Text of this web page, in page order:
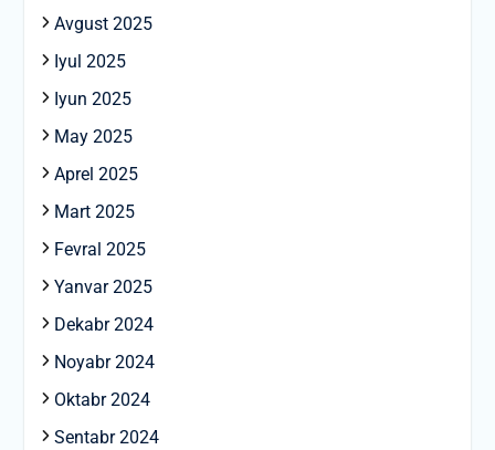
Avgust 2025
Iyul 2025
Iyun 2025
May 2025
Aprel 2025
Mart 2025
Fevral 2025
Yanvar 2025
Dekabr 2024
Noyabr 2024
Oktabr 2024
Sentabr 2024